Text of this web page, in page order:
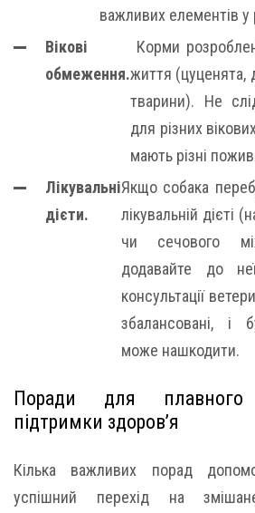
важливих елементів у
Вікові
обмеження.
Корми
життя (цуценята,
тварини). Не
для різних
мають різні
Лікувальні
дієти.
Якщо собака
лікувальній дієті
чи сечового
додавайте до
консультації
збалансовані, і
може нашкодити.
Поради для
підтримки здоров’я
Кілька важливих порад
успішний перехід на